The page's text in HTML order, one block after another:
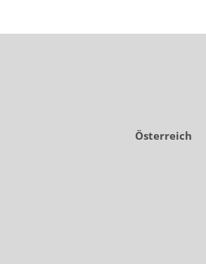
Österreich